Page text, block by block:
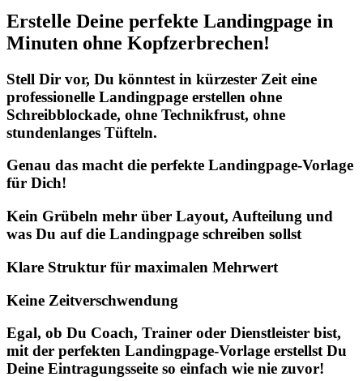
Erstelle Deine perfekte Landingpage in
Minuten ohne Kopfzerbrechen!
Stell Dir vor, Du könntest in kürzester Zeit eine
professionelle Landingpage erstellen ohne
Schreibblockade, ohne Technikfrust, ohne
stundenlanges Tüfteln.
Genau das macht die perfekte Landingpage-Vorlage
für Dich!
Kein Grübeln mehr über Layout, Aufteilung und
was Du auf die Landingpage schreiben sollst
Klare Struktur für maximalen Mehrwert
Keine Zeitverschwendung
Egal, ob Du Coach, Trainer oder Dienstleister bist,
mit der perfekten Landingpage-Vorlage erstellst Du
Deine Eintragungsseite so einfach wie nie zuvor!